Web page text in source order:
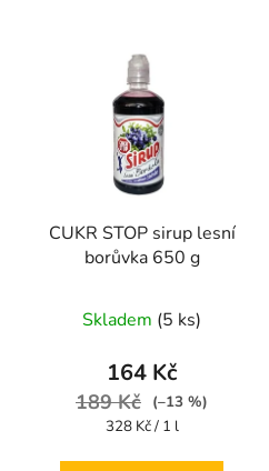
CUKR STOP sirup lesní
borůvka 650 g
Skladem (5 ks)
164 Kč
189 Kč
(–13 %)
Měrná
328 Kč / 1 l